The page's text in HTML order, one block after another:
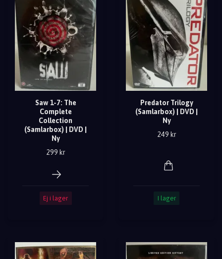
Saw 1-7: The
Complete
Collection
(Samlarbox) | DVD |
Ny
299 kr
Ej i lager
Predator Trilogy
(Samlarbox) | DVD |
Ny
249 kr
I lager